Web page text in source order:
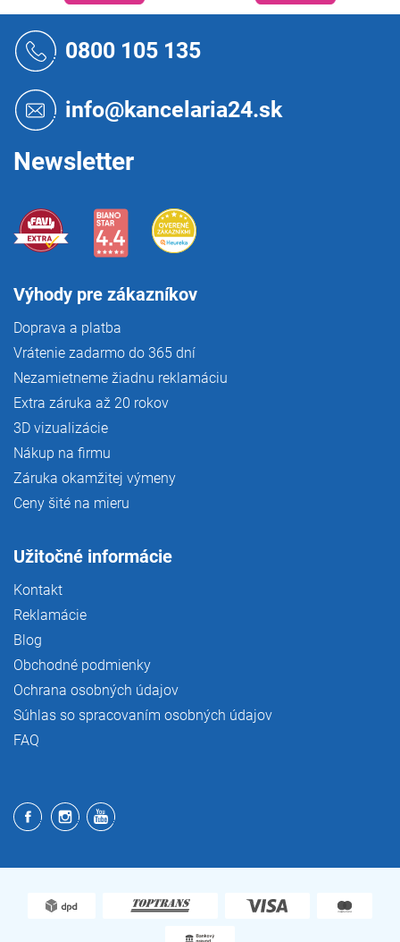
0800 105 135
info@kancelaria24.sk
Newsletter
Výhody pre zákazníkov
Doprava a platba
Vrátenie zadarmo do 365 dní
Nezamietneme žiadnu reklamáciu
Extra záruka až 20 rokov
3D vizualizácie
Nákup na firmu
Záruka okamžitej výmeny
Ceny šité na mieru
Užitočné informácie
Kontakt
Reklamácie
Blog
Obchodné podmienky
Ochrana osobných údajov
Súhlas so spracovaním osobných údajov
FAQ